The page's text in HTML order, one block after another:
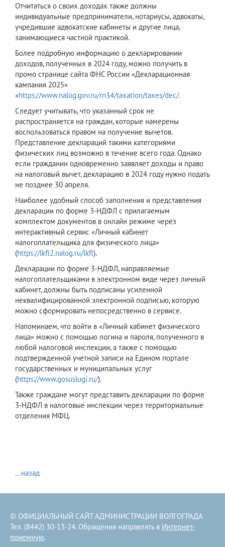
Отчитаться о своих доходах также должны
индивидуальные предприниматели, нотариусы, адвокаты,
учредившие адвокатские кабинеты и другие лица,
занимающиеся частной практикой.
Более подробную информацию о декларировании
доходов, полученных в 2024 году, можно получить в
промо странице сайта ФНС России «Декларационная
кампания 2025»
«https://www.nalog.gov.ru/rn34/taxation/taxes/dec/.
Следует учитывать, что указанный срок не
распространяется на граждан, которые намерены
воспользоваться правом на получение вычетов.
Представление деклараций такими категориями
физических лиц возможно в течение всего года. Однако
если гражданин одновременно заявляет доходы и право
на налоговый вычет, декларацию в 2024 году нужно подать
не позднее 30 апреля.
Наиболее удобный способ заполнения и представления
декларации по форме 3-НДФЛ с прилагаемым
комплектом документов в онлайн режиме через
интерактивный сервис «Личный кабинет
налогоплательщика для физического лица»
(https://lkfl2.nalog.ru/lkfl).
Декларации по форме 3-НДФЛ, направляемые
налогоплательщиками в электронном виде через личный
кабинет, должны быть подписаны усиленной
неквалифицированной электронной подписью, которую
можно сформировать непосредственно в сервисе.
Напоминаем, что войти в «Личный кабинет физического
лица» можно с помощью логина и пароля, полученного в
любой налоговой инспекции, а также с помощью
подтвержденной учетной записи на Едином портале
государственных и муниципальных услуг
(https://www.gosuslugi.ru/).
Также граждане могут представить декларации по форме
3-НДФЛ в налоговые инспекции через территориальные
отделения МФЦ.
...назад
© ОФИЦИАЛЬНЫЙ САЙТ АДМИНИСТРАЦИИ ВОЛГОГРАДА
Тел. (8442) 30-13-24. Обращения направлять в Интернет-
приемную.